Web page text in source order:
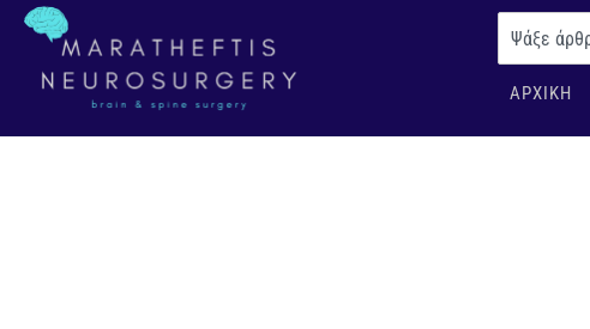
ΑΡΧΙΚΗ